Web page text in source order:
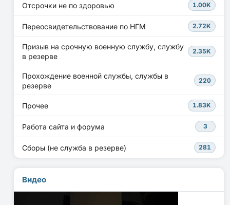
Отсрочки не по здоровью 1.00K
Переосвидетельствование по НГМ 2.72K
Призыв на срочную военную службу, службу
в резерве
2.35K
Прохождение военной службы, службы в
резерве
220
Прочее 1.83K
Работа сайта и форума 3
Сборы (не служба в резерве) 281
Видео